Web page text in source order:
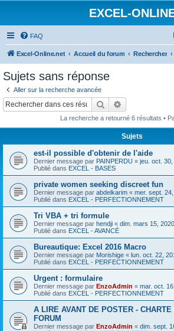
EXCEL-
FAQ
Excel-Online.net Accueil du forum Rechercher
Sujets sans réponse
Aller sur la recherche avancée
Rechercher
La recherche a retourné 6 résultats •
Sujets
est-il possible d'obtenir de l'aide
Dernier message par PAINPERDU « jeu. oct.
Publié dans EXCEL - BASES
private women seeking discreet fun
Dernier message par abdelkarim « mer. sept.
Publié dans EXCEL - PERFECTIONNEMENT
Tri VBA + tri formule
Dernier message par hendji « dim. mars 15,
Publié dans EXCEL - AVANCÉ
Bureautique: Excel 2016 Macro
Dernier message par Morishige « lun. oct. 22,
Publié dans EXCEL - PERFECTIONNEMENT
Urgent : formulaire
Dernier message par EnzoAdmin « mar. oct.
Publié dans EXCEL - PERFECTIONNEMENT
A LIRE AVANT DE POSTER -
FORUM
Dernier message par EnzoAdmin « dim. sept.